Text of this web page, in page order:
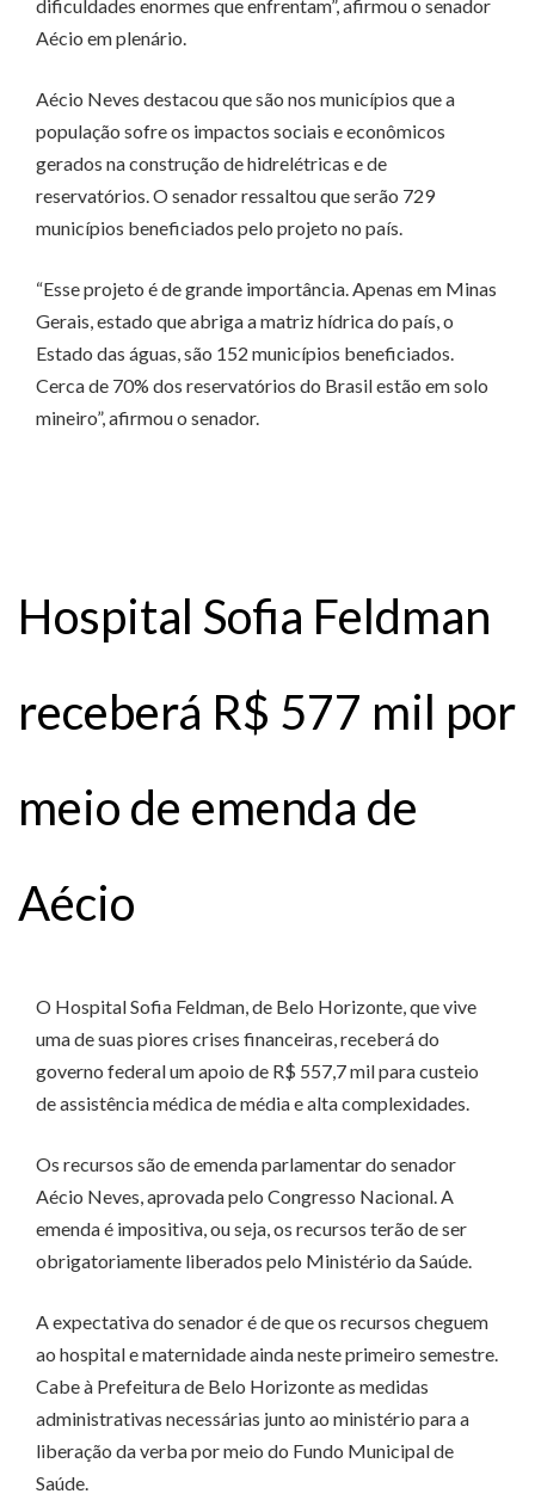
dificuldades enormes que enfrentam”, afirmou o senador
Aécio em plenário.
Aécio Neves destacou que são nos municípios que a
população sofre os impactos sociais e econômicos
gerados na construção de hidrelétricas e de
reservatórios. O senador ressaltou que serão 729
municípios beneficiados pelo projeto no país.
“Esse projeto é de grande importância. Apenas em Minas
Gerais, estado que abriga a matriz hídrica do país, o
Estado das águas, são 152 municípios beneficiados.
Cerca de 70% dos reservatórios do Brasil estão em solo
mineiro”, afirmou o senador.
Hospital Sofia Feldman
receberá R$ 577 mil por
meio de emenda de
Aécio
O Hospital Sofia Feldman, de Belo Horizonte, que vive
uma de suas piores crises financeiras, receberá do
governo federal um apoio de R$ 557,7 mil para custeio
de assistência médica de média e alta complexidades.
Os recursos são de emenda parlamentar do senador
Aécio Neves, aprovada pelo Congresso Nacional. A
emenda é impositiva, ou seja, os recursos terão de ser
obrigatoriamente liberados pelo Ministério da Saúde.
A expectativa do senador é de que os recursos cheguem
ao hospital e maternidade ainda neste primeiro semestre.
Cabe à Prefeitura de Belo Horizonte as medidas
administrativas necessárias junto ao ministério para a
liberação da verba por meio do Fundo Municipal de
Saúde.